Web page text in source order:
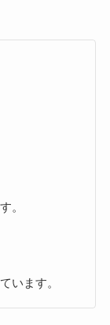
。
います。